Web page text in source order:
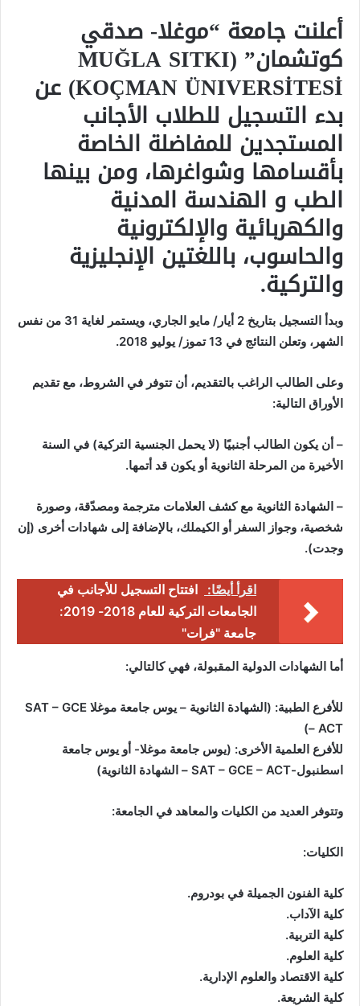
أعلنت جامعة “موغلا- صدقي
كوتشمان” (MUĞLA SITKI
KOÇMAN ÜNIVERSİTESİ) عن
بدء التسجيل للطلاب الأجانب
المستجدين للمفاضلة الخاصة
بأقسامها وشواغرها، ومن بينها
الطب و الهندسة المدنية
والكهربائية والإلكترونية
والحاسوب، باللغتين الإنجليزية
والتركية.
وبدأ التسجيل بتاريخ 2 أيار/ مايو الجاري، ويستمر لغاية 31 من نفس
الشهر، وتعلن النتائج في 13 تموز/ يوليو 2018.
وعلى الطالب الراغب بالتقديم، أن تتوفر في الشروط، مع تقديم
الأوراق التالية:
– أن يكون الطالب أجنبيًا (لا يحمل الجنسية التركية) في السنة
الأخيرة من المرحلة الثانوية أو يكون قد أتمها.
– الشهادة الثانوية مع كشف العلامات مترجمة ومصدّقة، وصورة
شخصية، وجواز السفر أو الكيملك، بالإضافة إلى شهادات أخرى (إن
وجدت).
اقرأ أيضًا:
افتتاح التسجيل للأجانب في
الجامعات التركية للعام 2018- 2019:
جامعة "فرات"
أما الشهادات الدولية المقبولة، فهي كالتالي:
للأفرع الطبية: (الشهادة الثانوية – يوس جامعة موغلا SAT – GCE
– ACT)
للأفرع العلمية الأخرى: (يوس جامعة موغلا- أو يوس جامعة
اسطنبول-SAT – GCE – ACT – الشهادة الثانوية)
وتتوفر العديد من الكليات والمعاهد في الجامعة:
الكليات:
كلية الفنون الجميلة في بودروم.
كلية الآداب.
كلية التربية.
كلية العلوم.
كلية الاقتصاد والعلوم الإدارية.
كلية الشريعة.